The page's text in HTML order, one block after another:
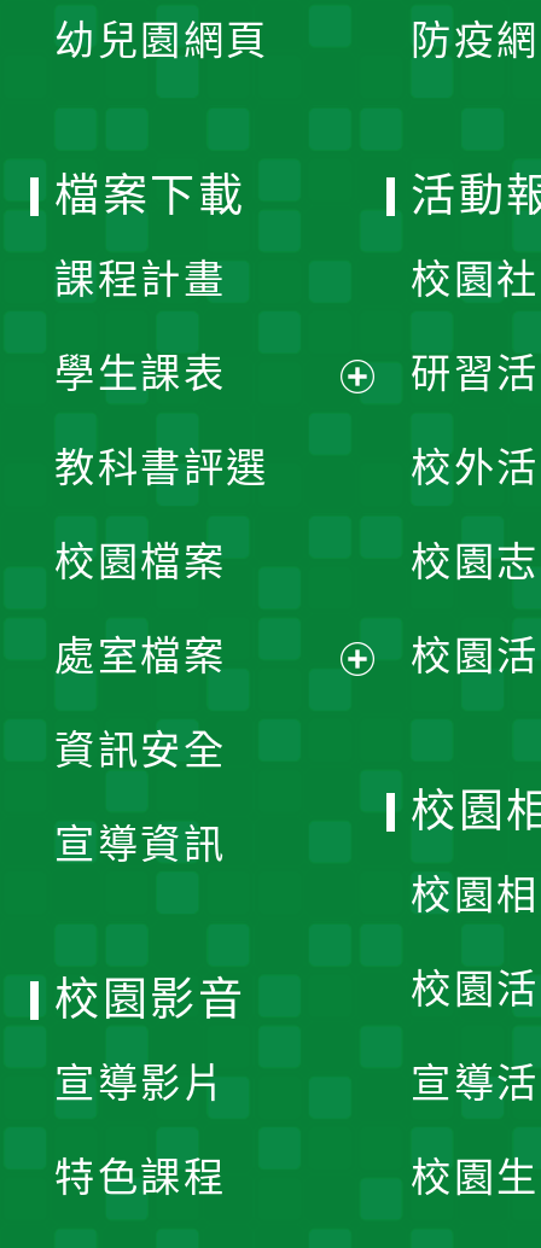
幼兒園網頁 防疫
檔案下載
課程計畫
學生課表
單
教科書評選
校園檔案
處室檔案
資訊安全
宣導資訊
活動
校園
研習
校外
校園
校園
校園
校園
校園
宣導
校園
校園影音
宣導影片
特色課程